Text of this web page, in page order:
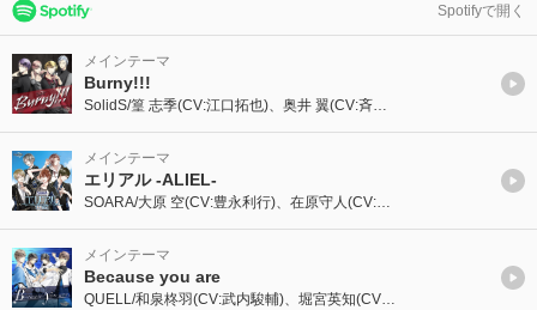
Spotifyで開く
メインテーマ
Burny!!!
SolidS/篁 志季(CV:江口拓也)、奥井 翼(CV:斉藤壮馬)、世良里津花(CV:花江夏樹)、村瀬 大(CV:梅原裕一郎)
メインテーマ
エリアル -ALIEL-
SOARA/大原 空(CV:豊永利行)、在原守人(CV:小野友樹)、神楽坂宗司(CV:古川 慎)、宗像 廉(CV:村田太志)、七瀬 望(CV:沢城千春)
メインテーマ
Because you are
QUELL/和泉柊羽(CV:武内駿輔)、堀宮英知(CV:西山宏太朗)、久我壱星(CV:仲村宗悟)、久我壱流(CV:野上翔)